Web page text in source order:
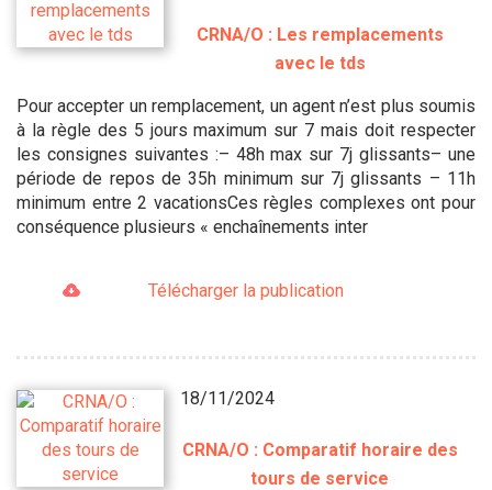
CRNA/O : Les remplacements
avec le tds
Pour accepter un remplacement, un agent n’est plus soumis
à la règle des 5 jours maximum sur 7 mais doit respecter
les consignes suivantes :– 48h max sur 7j glissants– une
période de repos de 35h minimum sur 7j glissants – 11h
minimum entre 2 vacationsCes règles complexes ont pour
conséquence plusieurs « enchaînements inter
Télécharger la publication
18/11/2024
CRNA/O : Comparatif horaire des
tours de service